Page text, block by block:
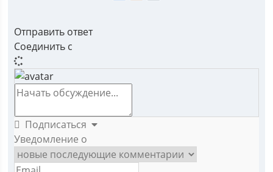
Отправить ответ
Соединить с
Подписаться
Уведомление о